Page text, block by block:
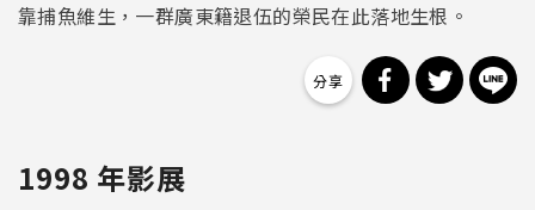
靠捕魚維生，一群廣東籍退伍的榮民在此落地生根。
分享到分享到
1998 年影展